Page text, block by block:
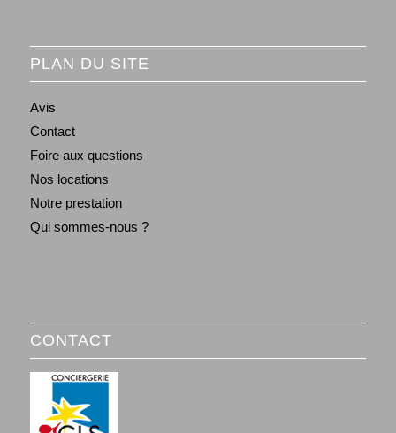
PLAN DU SITE
Avis
Contact
Foire aux questions
Nos locations
Notre prestation
Qui sommes-nous ?
CONTACT